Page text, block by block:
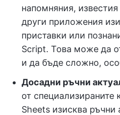
напомняния,
други приложения
приставки или
Script. Това може да
и да бъде сложно,
Досадни ръчни
от специализираните
Sheets изисква ръчни